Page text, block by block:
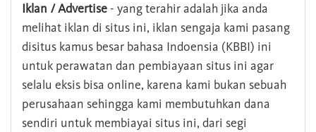
Iklan / Advertise - yang terahir adalah jika anda
melihat iklan di situs ini, iklan sengaja kami pasang
disitus kamus besar bahasa Indoensia (KBBI) ini
untuk perawatan dan pembiayaan situs ini agar
selalu eksis bisa online, karena kami bukan sebuah
perusahaan sehingga kami membutuhkan dana
sendiri untuk membiayai situs ini, dari segi